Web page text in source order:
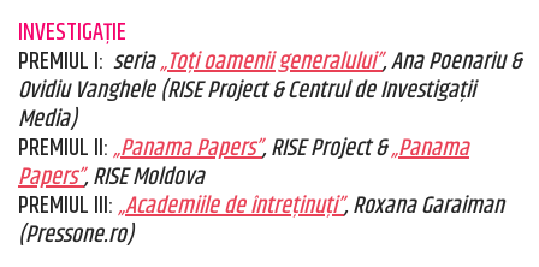
INVESTIGAȚIE
PREMIUL I: seria„Toți oamenii generalului”, Ana Poenariu &
Ovidiu Vanghele (RISE Project & Centrul de Investigații
Media)
PREMIUL II:„Panama Papers”, RISE Project &„Panama
Papers”, RISE Moldova
PREMIUL III:„Academiile de întreținuți”, Roxana Garaiman
(Pressone.ro)